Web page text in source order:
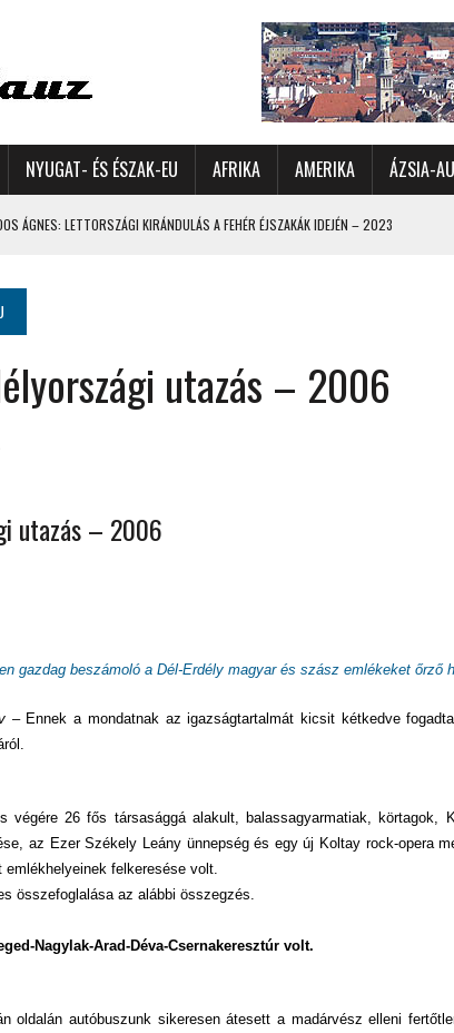
NYUGAT- ÉS ÉSZAK-EU AFRIKA AMERIKA ÁZSIA-
ÁGNES: LETTORSZÁGI KIRÁNDULÁS A FEHÉR ÉJSZAKÁK IDEJÉN – 2023
ÉSZAKON – 8500 KILOMÉTERES CSALÁDI AUTÓZÁS A SARKKÖRÖN TÚLRA –
– AKÁR HÓ NÉLKÜL IS ÜNNEPLŐBEN
OROSZ JÓZSEF: MOLDOVAI KIRÁNDULÁS GYERGYÓI RÁADÁSSAL – 2022
LEGSZEBB SZIGETEI I. – SEYCHELLE-SZIGETEK – 2022
JAPÁN A HEGYEKET JÁRVA – 2017
A VÍZESÉSEK ÉS GLECCSEREK ORSZÁGÁBAN – IZLAND – 2018
utazás – 2006
utazás – 2006
gazdag beszámoló a Dél-Erdély magyar és szász emlékeket őrző
– Ennek a mondatnak az igazságtartalmát kicsit kétkedve
végére 26 fős társasággá alakult, balassagyarmatiak, körtagok,
az Ezer Székely Leány ünnepség és egy új Koltay rock-opera
felkeresése volt.
összefoglalása az alábbi összegzés.
Nagylak-Arad-Déva-Csernakeresztúr volt.
oldalán autóbuszunk sikeresen átesett a madárvész elleni